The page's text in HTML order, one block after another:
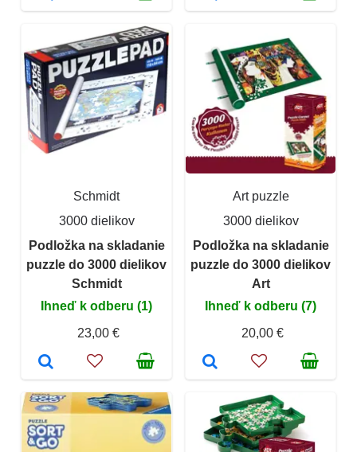
Schmidt
3000 dielikov
Podložka na skladanie
puzzle do 3000 dielikov
Schmidt
Ihneď k odberu (1)
23,00 €
Art puzzle
3000 dielikov
Podložka na skladanie
puzzle do 3000 dielikov
Art
Ihneď k odberu (7)
20,00 €